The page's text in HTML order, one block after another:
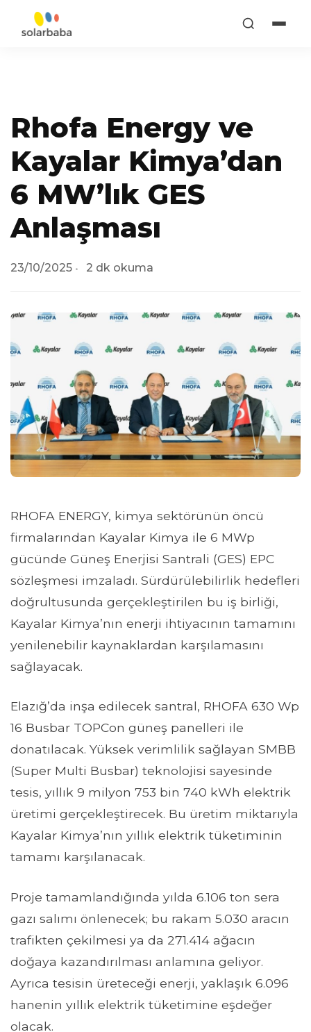
Rhofa Energy ve
Kayalar Kimya’dan
6 MW’lık GES
Anlaşması
23/10/2025 2 dk okuma
RHOFA ENERGY, kimya sektörünün öncü
firmalarından Kayalar Kimya ile 6 MWp
gücünde Güneş Enerjisi Santrali (GES) EPC
sözleşmesi imzaladı. Sürdürülebilirlik hedefleri
doğrultusunda gerçekleştirilen bu iş birliği,
Kayalar Kimya’nın enerji ihtiyacının tamamını
yenilenebilir kaynaklardan karşılamasını
sağlayacak.
Elazığ’da inşa edilecek santral, RHOFA 630 Wp
16 Busbar TOPCon güneş panelleri ile
donatılacak. Yüksek verimlilik sağlayan SMBB
(Super Multi Busbar) teknolojisi sayesinde
tesis, yıllık 9 milyon 753 bin 740 kWh elektrik
üretimi gerçekleştirecek. Bu üretim miktarıyla
Kayalar Kimya’nın yıllık elektrik tüketiminin
tamamı karşılanacak.
Proje tamamlandığında yılda 6.106 ton sera
gazı salımı önlenecek; bu rakam 5.030 aracın
trafikten çekilmesi ya da 271.414 ağacın
doğaya kazandırılması anlamına geliyor.
Ayrıca tesisin üreteceği enerji, yaklaşık 6.096
hanenin yıllık elektrik tüketimine eşdeğer
olacak.